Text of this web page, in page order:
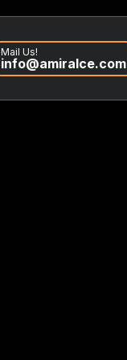
Mail Us!
info@amiralce.com